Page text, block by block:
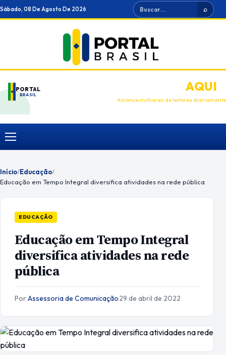
Ir
para
Sábado, 08 De Agosto De 2026 Buscar ⌕
PORTAL
BRASIL
ANUNCIEAQUI
Alcance milhares de leitores diariamente
Menu
Início/Educação/
Educação em Tempo Integral diversifica atividades na rede pública
EDUCAÇÃO
Educação em Tempo Integral
diversifica atividades na rede
pública
PorAssessoria de Comunicação·29 de abril de 2022